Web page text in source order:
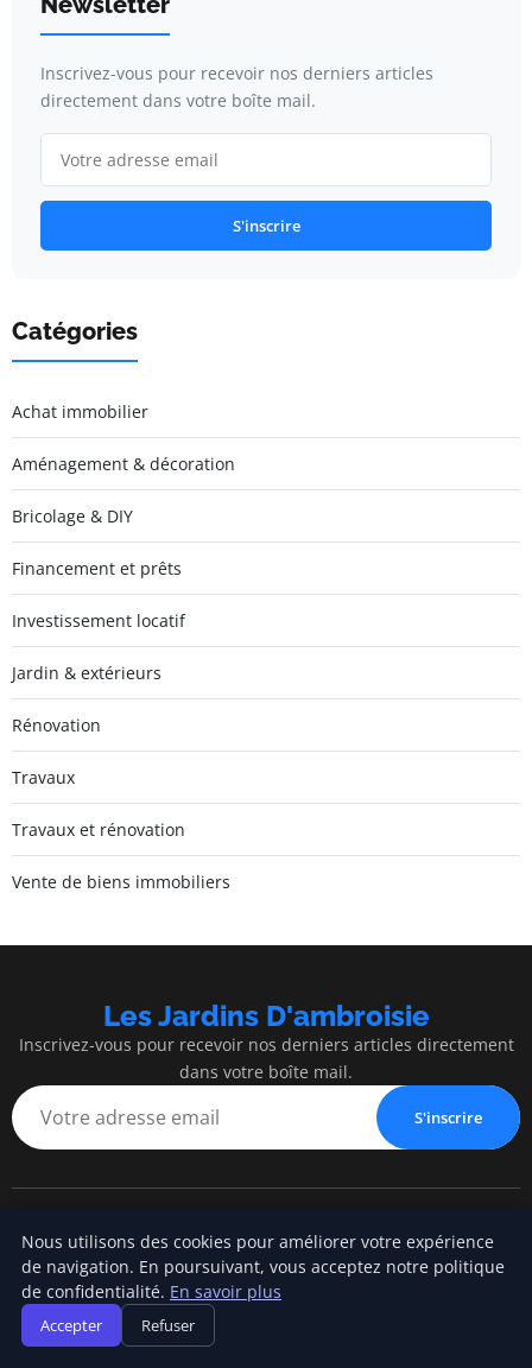
Inscrivez-vous pour recevoir nos derniers articles
directement dans votre boîte mail.
S'inscrire
Catégories
Achat immobilier
Aménagement & décoration
Bricolage & DIY
Financement et prêts
Investissement locatif
Jardin & extérieurs
Rénovation
Travaux
Travaux et rénovation
Vente de biens immobiliers
Les Jardins D'ambroisie
Inscrivez-vous pour recevoir nos derniers articles directement
dans votre boîte mail.
S'inscrire
Les Jardins D'ambroisie
Blog d'actualités et d'informations
Nous utilisons des cookies pour améliorer votre expérience
de navigation. En poursuivant, vous acceptez notre politique
de confidentialité. En savoir plus
Accepter Refuser